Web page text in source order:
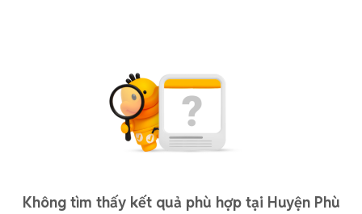
Không tìm thấy kết quả phù hợp tại Huyện Phù